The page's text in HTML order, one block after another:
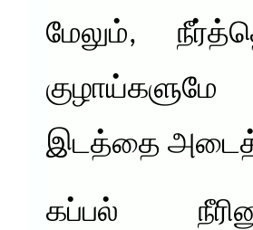
மேலும்,
இடத்தை
கப்பல்